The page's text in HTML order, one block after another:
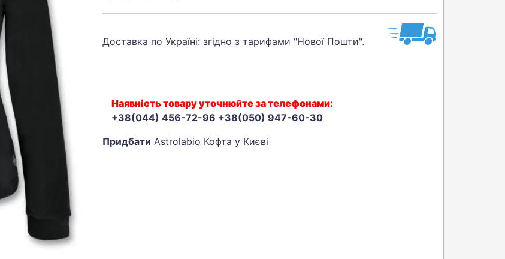
Доставка по Україні: згідно з тарифами "Нової Пошти".
Наявність товару уточнюйте за телефонами:
+38(044) 456-72-96 +38(050) 947-60-30
Придбати Astrolabio Кофта у Києві